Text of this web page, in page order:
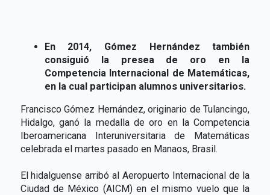
En 2014, Gómez Hernández también
consiguió la presea de oro en la
Competencia Internacional de Matemáticas,
en la cual participan alumnos universitarios.
Francisco Gómez Hernández, originario de Tulancingo,
Hidalgo, ganó la medalla de oro en la Competencia
Iberoamericana Interuniversitaria de Matemáticas
celebrada el martes pasado en Manaos, Brasil.
El hidalguense arribó al Aeropuerto Internacional de la
Ciudad de México (AICM) en el mismo vuelo que la